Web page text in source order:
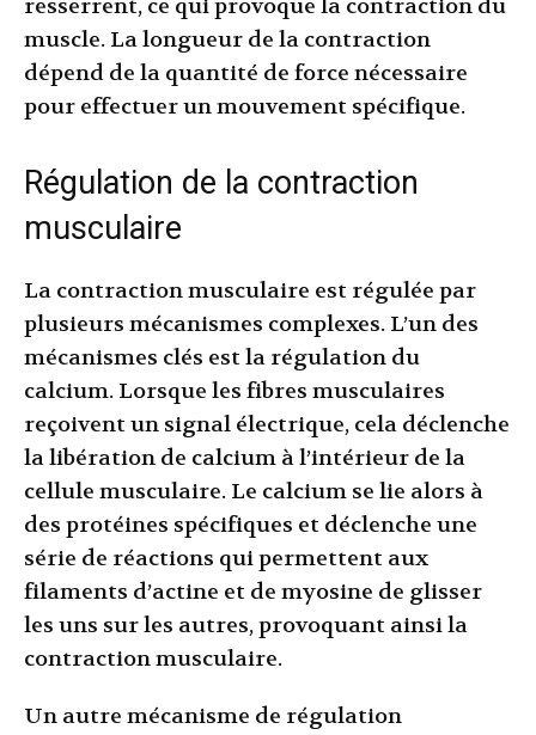
resserrent, ce qui provoque la contraction du
muscle. La longueur de la contraction
dépend de la quantité de force nécessaire
pour effectuer un mouvement spécifique.
Régulation de la contraction
musculaire
La contraction musculaire est régulée par
plusieurs mécanismes complexes. L’un des
mécanismes clés est la régulation du
calcium. Lorsque les fibres musculaires
reçoivent un signal électrique, cela déclenche
la libération de calcium à l’intérieur de la
cellule musculaire. Le calcium se lie alors à
des protéines spécifiques et déclenche une
série de réactions qui permettent aux
filaments d’actine et de myosine de glisser
les uns sur les autres, provoquant ainsi la
contraction musculaire.
Un autre mécanisme de régulation